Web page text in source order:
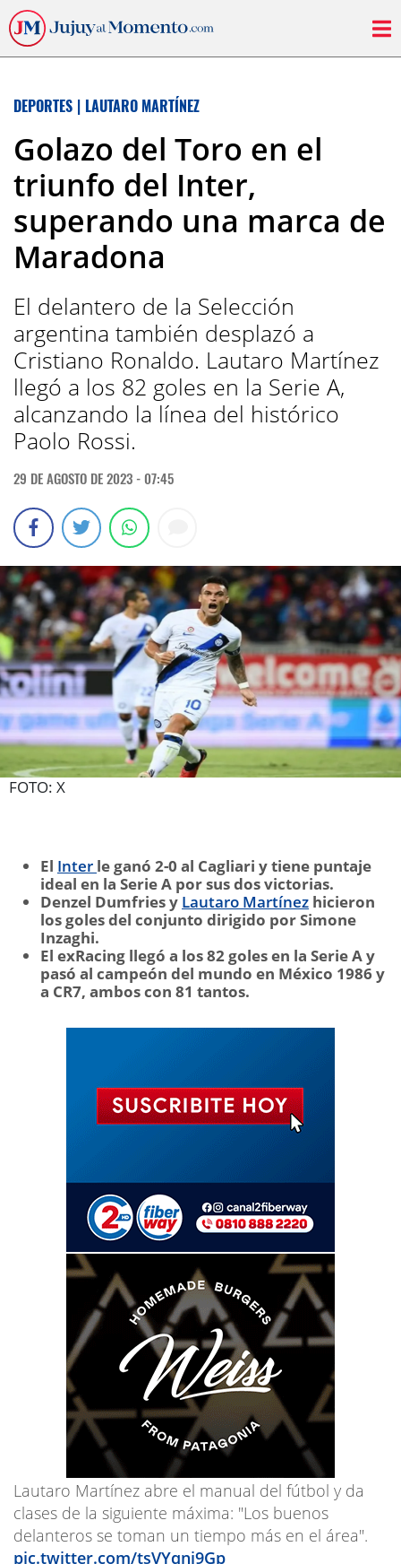
DEPORTES | LAUTARO MARTÍNEZ
Golazo del Toro en el
triunfo del Inter,
superando una marca de
Maradona
El delantero de la Selección
argentina también desplazó a
Cristiano Ronaldo. Lautaro Martínez
llegó a los 82 goles en la Serie A,
alcanzando la línea del histórico
Paolo Rossi.
29 DE AGOSTO DE 2023 - 07:45
FOTO: X
El Inter le ganó 2-0 al Cagliari y tiene puntaje
ideal en la Serie A por sus dos victorias.
Denzel Dumfries y Lautaro Martínez hicieron
los goles del conjunto dirigido por Simone
Inzaghi.
El exRacing llegó a los 82 goles en la Serie A y
pasó al campeón del mundo en México 1986 y
a CR7, ambos con 81 tantos.
Lautaro Martínez abre el manual del fútbol y da
clases de la siguiente máxima: "Los buenos
delanteros se toman un tiempo más en el área".
pic.twitter.com/tsVYqnj9Gp